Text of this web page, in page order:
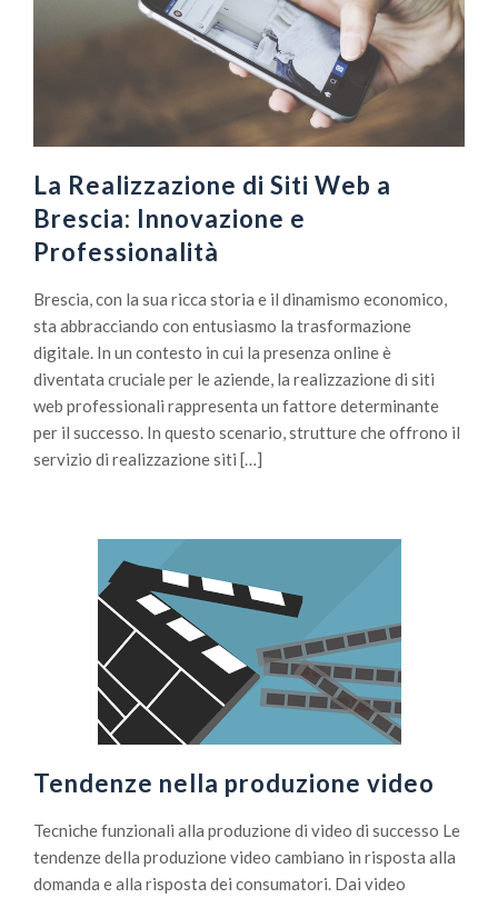
La Realizzazione di Siti Web a
Brescia: Innovazione e
Professionalità
Brescia, con la sua ricca storia e il dinamismo economico,
sta abbracciando con entusiasmo la trasformazione
digitale. In un contesto in cui la presenza online è
diventata cruciale per le aziende, la realizzazione di siti
web professionali rappresenta un fattore determinante
per il successo. In questo scenario, strutture che offrono il
servizio di realizzazione siti […]
Tendenze nella produzione video
Tecniche funzionali alla produzione di video di successo Le
tendenze della produzione video cambiano in risposta alla
domanda e alla risposta dei consumatori. Dai video